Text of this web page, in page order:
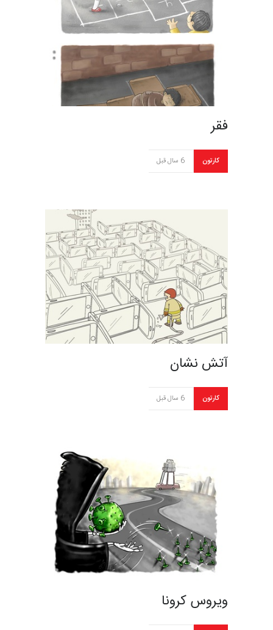
فقر
کارتون 6 سال قبل
آتش نشان
کارتون 6 سال قبل
ویروس کرونا